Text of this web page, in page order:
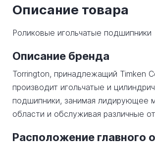
Описание товара
Роликовые игольчатые подшипники
Описание бренда
Torrington, принадлежащий Timken
производит игольчатые и
подшипники, занимая лидирующее
области и обслуживая различные
Расположение главного